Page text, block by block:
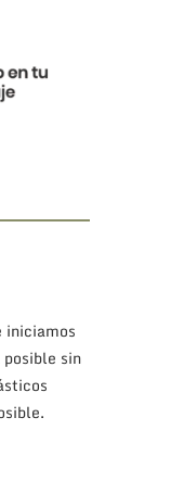
iniciamos
sin